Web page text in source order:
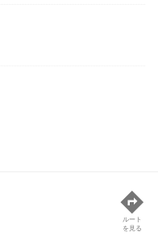
ルート
を見る